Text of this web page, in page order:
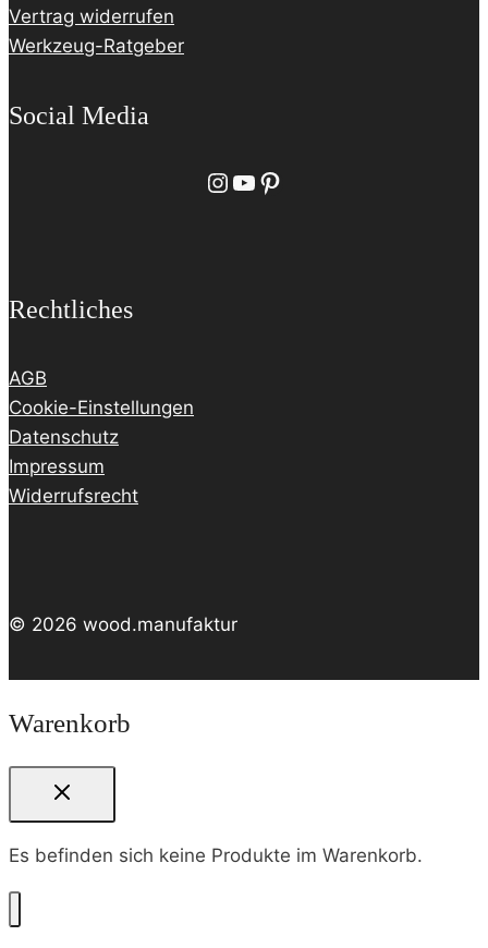
Vertrag widerrufen
Werkzeug-Ratgeber
Social Media
Instagram
YouTube
Pinterest
Rechtliches
AGB
Cookie-Einstellungen
Datenschutz
Impressum
Widerrufsrecht
© 2026 wood.manufaktur
Warenkorb
Es befinden sich keine Produkte im Warenkorb.